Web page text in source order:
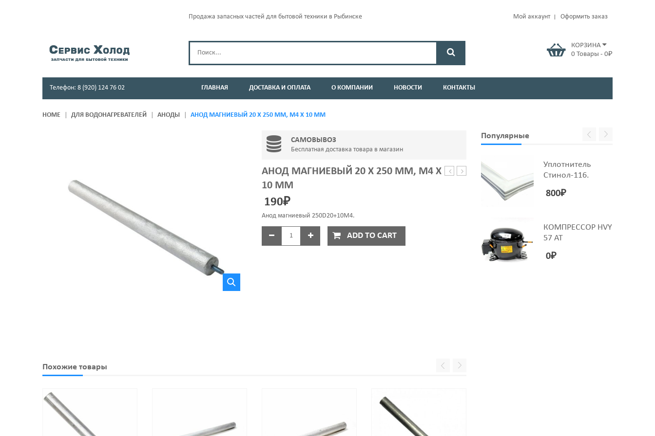
Продажа запасных частей для бытовой техники в Рыбинске Мой аккаунт Оформить заказ
КОРЗИНА
0 Товары - 0₽
Телефон: 8 (920) 124 76 02 ГЛАВНАЯ ДОСТАВКА И ОПЛАТА О КОМПАНИИ НОВОСТИ КОНТАКТЫ
HOME ДЛЯ ВОДОНАГРЕВАТЕЛЕЙ АНОДЫ АНОД МАГНИЕВЫЙ 20 Х 250 ММ, M4 Х 10 ММ
САМОВЫВОЗ
Бесплатная доставка товара в магазин
МАГНИЕВЫЙ
МАГНИЕВЫЙ
АНОД МАГНИЕВЫЙ 20 Х 250 ММ, M4 Х
10 ММ
190₽
Анод магниевый 250D20+10M4.
ADD TO CART
Похожие товары
Популярные
Уплотнитель
Стинол-116.
800₽
КОМПРЕССОР HVY
57 AT
0₽